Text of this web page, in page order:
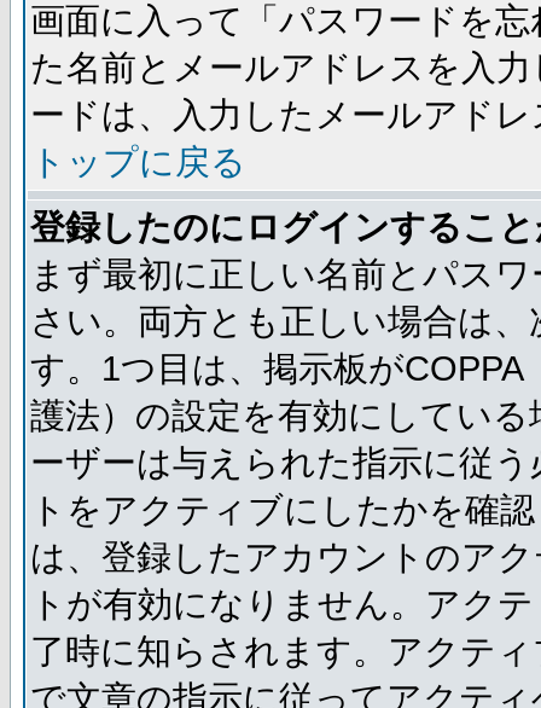
画面に入って「パスワードを
た名前とメールアドレスを入
ードは、入力したメールアド
トップに戻る
登録したのにログインするこ
まず最初に正しい名前とパス
さい。両方とも正しい場合は
す。1つ目は、掲示板が
護法）の設定を有効にしてい
ーザーは与えられた指示に従
トをアクティブにしたかを確
は、登録したアカウントのア
トが有効になりません。アク
了時に知らされます。アクテ
で文章の指示に従ってアクテ